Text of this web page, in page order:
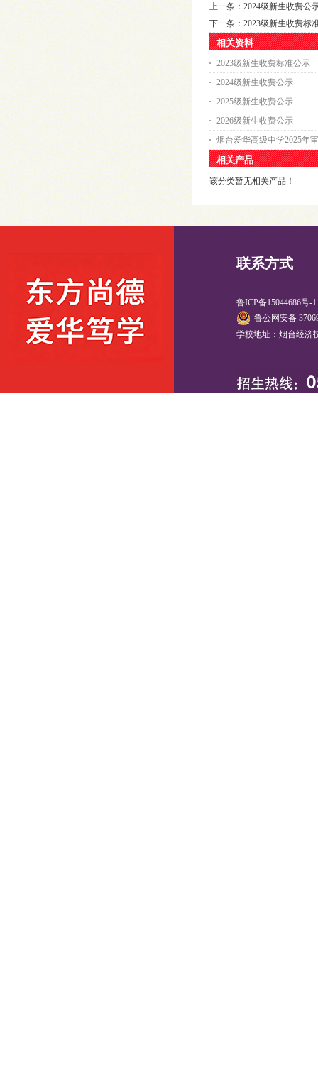
上一条： 2024级新生收费公
下一条： 2023级新生收费标
相关资料
2023级新生收费标准公示
2024级新生收费公示
2025级新生收费公示
2026级新生收费公示
烟台爱华高级中学2025年
相关产品
该分类暂无相关产品！
联系方式
鲁ICP备15044686号-1
鲁公网安备
学校地址：烟台经济